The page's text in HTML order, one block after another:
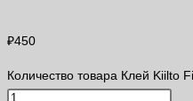
₽450
Количество товара Клей Kiilto